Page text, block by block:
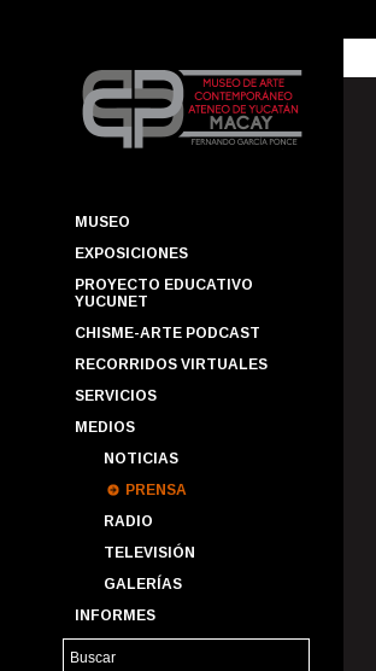
MUSEO
EXPOSICIONES
PROYECTO EDUCATIVO
YUCUNET
CHISME-ARTE PODCAST
RECORRIDOS VIRTUALES
SERVICIOS
MEDIOS
NOTICIAS
PRENSA
RADIO
TELEVISIÓN
GALERÍAS
INFORMES